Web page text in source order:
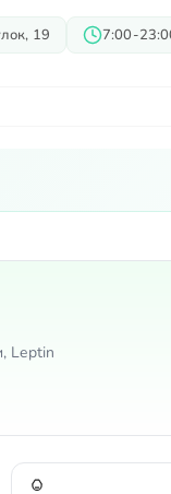
19 7:00-
Leptin